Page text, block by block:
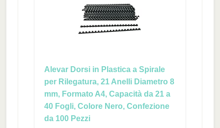
Alevar Dorsi in Plastica a Spirale
per Rilegatura, 21 Anelli Diametro 8
mm, Formato A4, Capacità da 21 a
40 Fogli, Colore Nero, Confezione
da 100 Pezzi